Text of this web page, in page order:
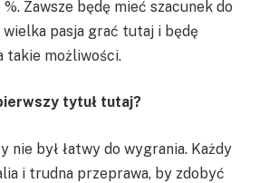
%. Zawsze będę mieć szacunek do
wielka pasja grać tutaj i będę
takie możliwości.
tytuł tutaj?
nie był łatwy do wygrania. Każdy
i trudna przeprawa, by zdobyć